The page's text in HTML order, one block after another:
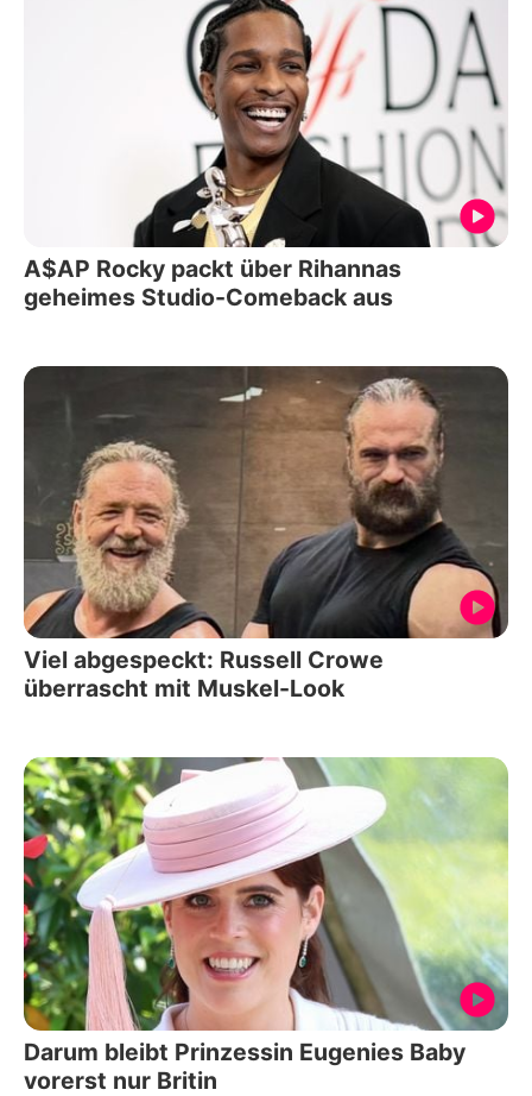
A$AP Rocky packt über Rihannas
geheimes Studio-Comeback aus
Viel abgespeckt: Russell Crowe
überrascht mit Muskel-Look
Darum bleibt Prinzessin Eugenies Baby
vorerst nur Britin